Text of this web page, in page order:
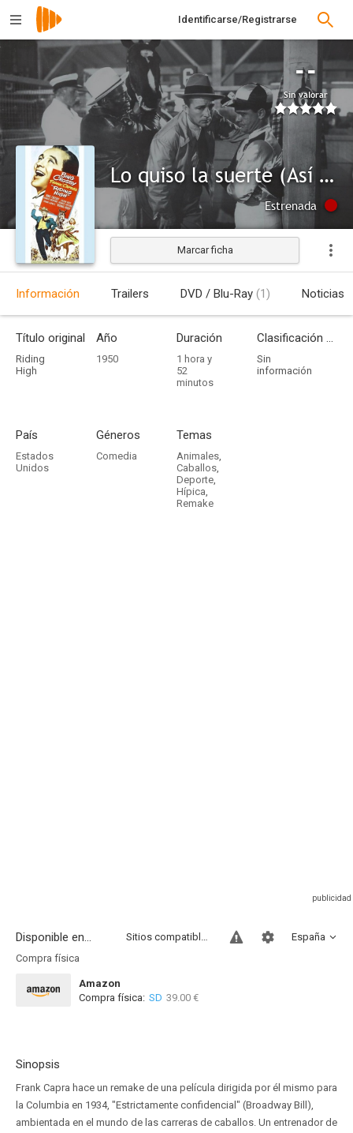
Identificarse/Registrarse
--
Sin valorar
Lo quiso la suerte (Así lo quiso la suerte)
Estrenada
Marcar ficha
Información Trailers DVD / Blu-Ray (1) Noticias
Título original
Riding
High
Año
1950
Duración
1 hora y
52
minutos
Clasificación por edades
Sin
información
País
Estados
Unidos
Géneros
Comedia
Temas
Animales,
Caballos,
Deporte,
Hípica,
Remake
Disponible en... España
Sitios compatibles
Compra física
Amazon
Compra física: SD 39.00 €
Sinopsis
Frank Capra hace un remake de una película dirigida por él mismo para
la Columbia en 1934, "Estrictamente confidencial" (Broadway Bill),
ambientada en el mundo de las carreras de caballos. Un entrenador de